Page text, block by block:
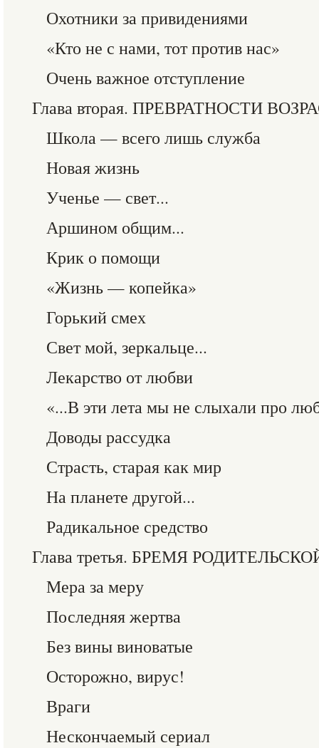
Охотники за привидениями
«Кто не с нами, тот против нас»
Очень важное отступление
Глава вторая. ПРЕВРАТНОСТИ
Школа — всего лишь служба
Новая жизнь
Ученье — свет...
Аршином общим...
Крик о помощи
«Жизнь — копейка»
Горький смех
Свет мой, зеркальце...
Лекарство от любви
«...В эти лета мы не слыхали про
Доводы рассудка
Страсть, старая как мир
На планете другой...
Радикальное средство
Глава третья. БРЕМЯ
Мера за меру
Последняя жертва
Без вины виноватые
Осторожно, вирус!
Враги
Нескончаемый сериал